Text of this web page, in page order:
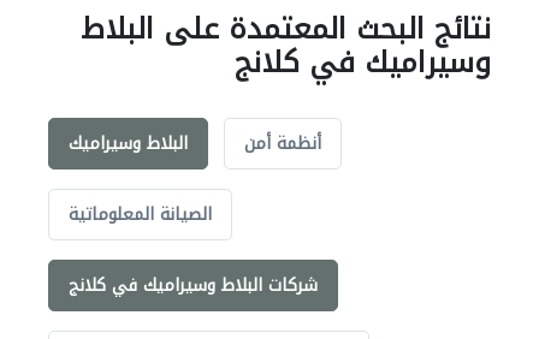
نتائج البحث المعتمدة على البلاط
وسيراميك في كلانج
البلاط وسيراميك أنظمة أمن
الصيانة المعلوماتية
شركات البلاط وسيراميك في كلانج